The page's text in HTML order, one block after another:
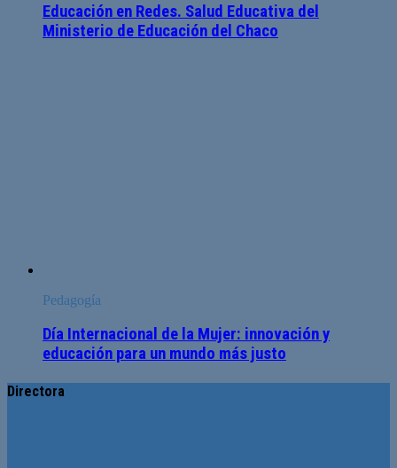
Educación en Redes. Salud Educativa del
Ministerio de Educación del Chaco
Pedagogía
Día Internacional de la Mujer: innovación y
educación para un mundo más justo
Directora